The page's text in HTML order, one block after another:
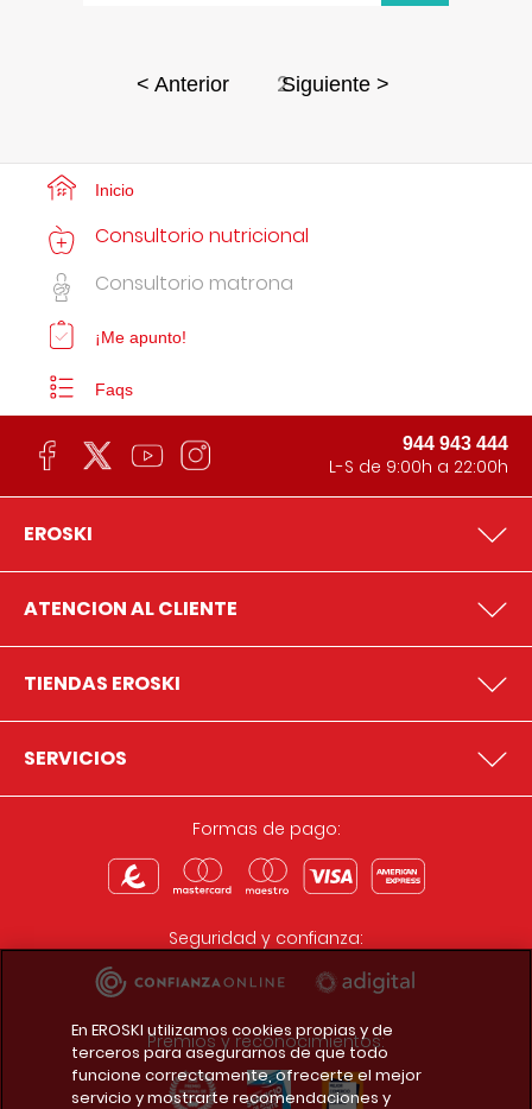
< Anterior 2Siguiente >
Inicio
Consultorio nutricional
Consultorio matrona
¡Me apunto!
Faqs
944 943 444
L-S de 9:00h a 22:00h
EROSKI
ATENCION AL CLIENTE
TIENDAS EROSKI
SERVICIOS
Formas de pago:
Seguridad y confianza:
Premios y reconocimientos:
En EROSKI utilizamos cookies propias y de
terceros para asegurarnos de que todo
funcione correctamente, ofrecerte el mejor
servicio y mostrarte recomendaciones y